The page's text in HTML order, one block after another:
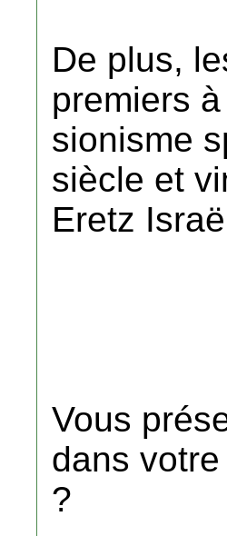
De plus,
premiers
sionisme
siècle et
Eretz
Vous
dans
?